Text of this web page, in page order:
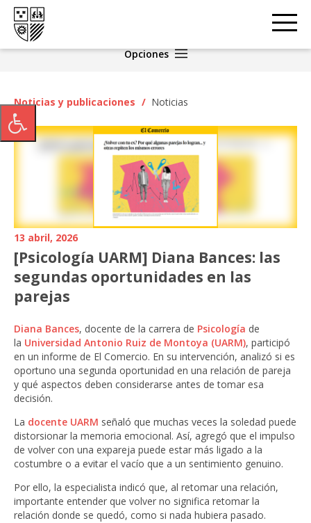
Opciones
Noticias y publicaciones / Noticias
13 abril, 2026
[Psicología UARM] Diana Bances: las
segundas oportunidades en las
parejas
Diana Bances, docente de la carrera de Psicología de
la Universidad Antonio Ruiz de Montoya (UARM), participó
en un informe de El Comercio. En su intervención, analizó si es
oportuno una segunda oportunidad en una relación de pareja
y qué aspectos deben considerarse antes de tomar esa
decisión.
La docente UARM señaló que muchas veces la soledad puede
distorsionar la memoria emocional. Así, agregó que el impulso
de volver con una expareja puede estar más ligado a la
costumbre o a evitar el vacío que a un sentimiento genuino.
Por ello, la especialista indicó que, al retomar una relación,
importante entender que volver no significa retomar la
relación donde se quedó, como si nada hubiera pasado.